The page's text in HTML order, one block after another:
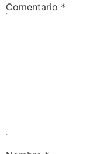
Comentario *